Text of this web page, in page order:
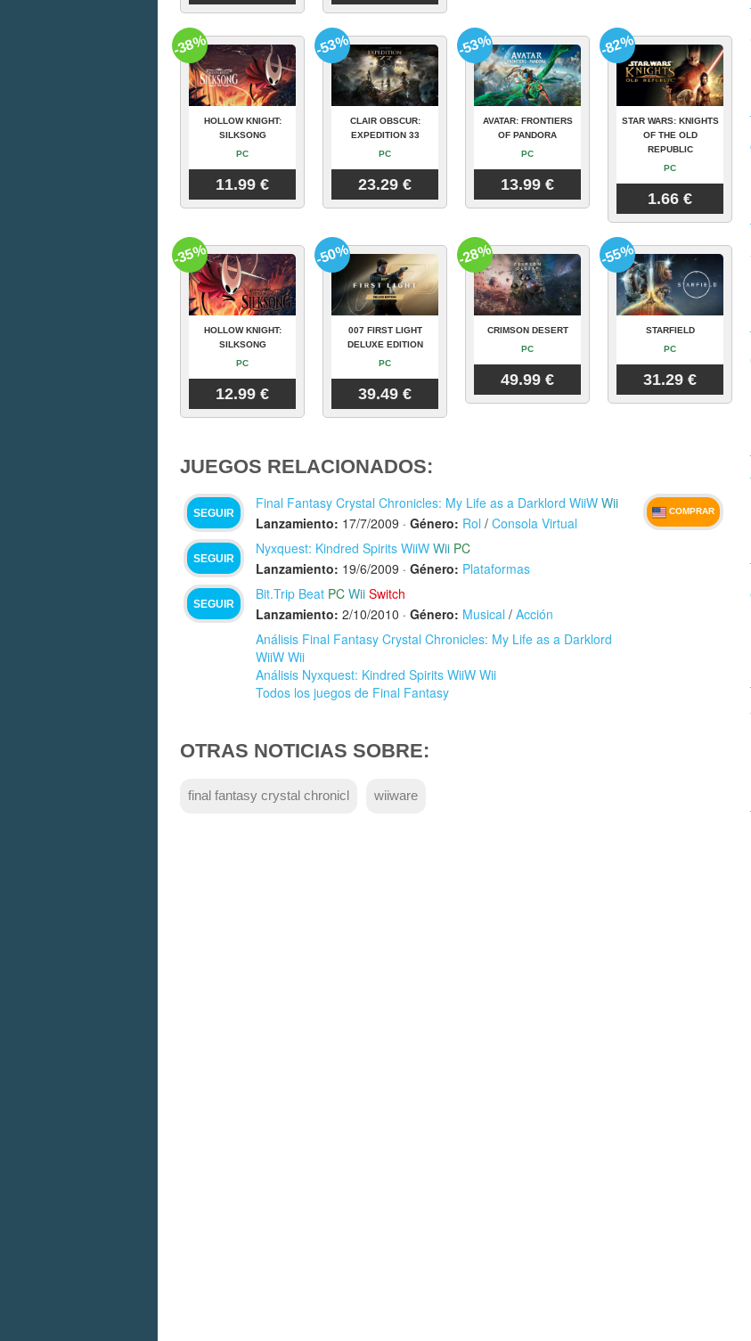
HOLLOW KNIGHT:
SILKSONG
PC
11.99 €
-38%
CLAIR OBSCUR:
EXPEDITION 33
PC
23.29 €
-53%
AVATAR: FRONTIERS
OF PANDORA
PC
13.99 €
-53%
STAR WARS: KNIGHTS
OF THE OLD
REPUBLIC
PC
1.66 €
-82%
HOLLOW KNIGHT:
SILKSONG
PC
12.99 €
-35%
007 FIRST LIGHT
DELUXE EDITION
PC
39.49 €
-50%
CRIMSON DESERT
PC
49.99 €
-28%
STARFIELD
PC
31.29 €
-55%
JUEGOS RELACIONADOS:
SEGUIR
Final Fantasy Crystal Chronicles: My Life as a Darklord WiiW Wii
Lanzamiento: 17/7/2009 · Género: Rol / Consola Virtual
COMPRAR
SEGUIR
Nyxquest: Kindred Spirits WiiW Wii PC
Lanzamiento: 19/6/2009 · Género: Plataformas
SEGUIR
Bit.Trip Beat PC Wii Switch
Lanzamiento: 2/10/2010 · Género: Musical / Acción
Análisis Final Fantasy Crystal Chronicles: My Life as a Darklord
WiiW Wii
Análisis Nyxquest: Kindred Spirits WiiW Wii
Todos los juegos de Final Fantasy
OTRAS NOTICIAS SOBRE:
final fantasy crystal chronicl wiiware